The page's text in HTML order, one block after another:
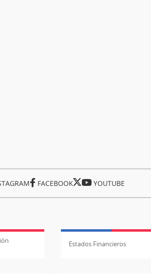
FACEBOOK YOUTUBE
Estados Financieros